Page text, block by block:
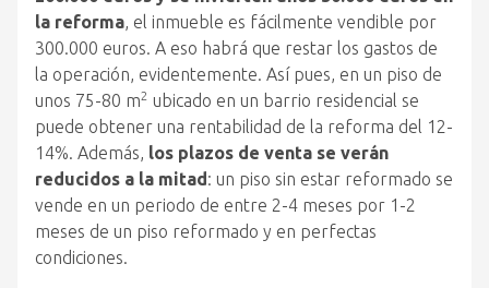
la reforma, el inmueble es fácilmente vendible por
300.000 euros. A eso habrá que restar los gastos de
la operación, evidentemente. Así pues, en un piso de
unos 75-80 m2 ubicado en un barrio residencial se
puede obtener una rentabilidad de la reforma del 12-
14%. Además, los plazos de venta se verán
reducidos a la mitad : un piso sin estar reformado se
vende en un periodo de entre 2-4 meses por 1-2
meses de un piso reformado y en perfectas
condiciones.